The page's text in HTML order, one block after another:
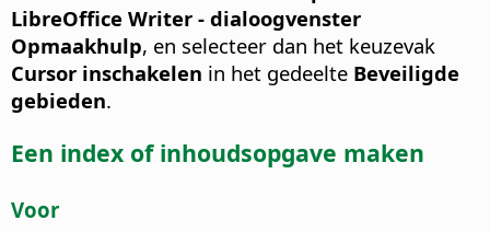
LibreOffice Writer - dialoogvenster
Opmaakhulp, en selecteer dan het keuzevak
Cursor inschakelen in het gedeelte Beveiligde
gebieden.
Een index of inhoudsopgave maken
Voor